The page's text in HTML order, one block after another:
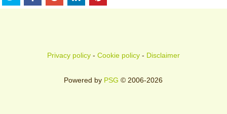
Privacy policy- Cookie policy- Disclaimer
Powered by PSG © 2006-2026